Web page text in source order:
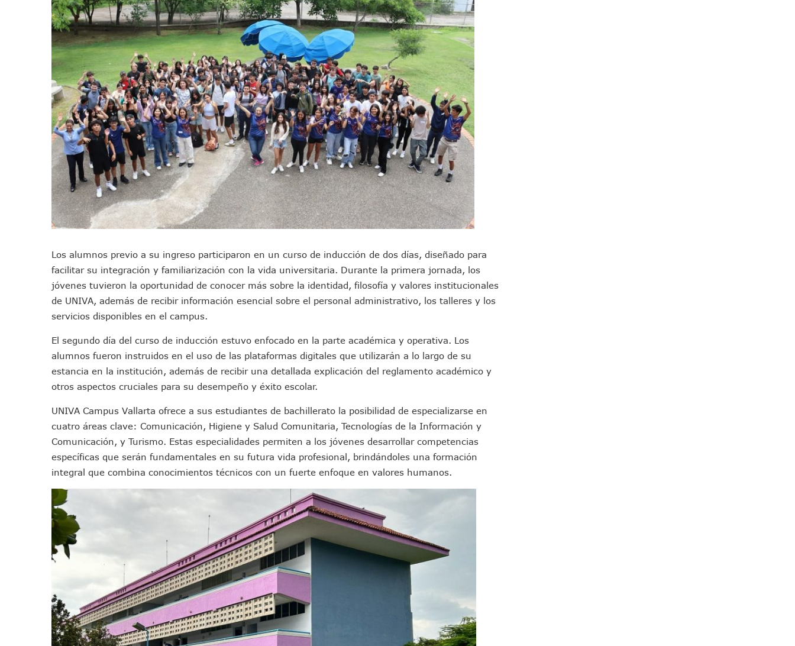
Este Viernes, Lemus Inaugurará El Sistema De Electromovilidad En Puerto Vallarta
Nidos De Lluvia Busca Beneficiar A 100 Familias De Puerto Vallarta
Morena Cierra Filas Por La Defensa Del Agua De Calidad En La Zona Metropolitana De Guadalajara
Hallazgo De Yareli Colmenares Tovar Eleva A 4 Cuerpos Encontrados En El Río
Regresa A Puerto Vallarta La Premiación Nacional De La Liga Premier FMF
Ra Aguilar Acompaña A Cientos De Familias En Las Paseadas De Las Palmas 2026
Oleaje Y Riesgo Por Cocodrilos Mantienen Restricciones En Playas De Puerto Vallarta
“Kato” Supera El Abandono Y Comienza Una Nueva Vida Con Una Familia
México Necesitaba 600 Mil Empleos; Solo Generó 262 Mil En Seis Meses: Coparmex
Poderoso Terremoto Destruye Edificios Y Puentes En Japón (VIDEOS)
Munguía Es El Sexto Mejor Alcalde De Jalisco, Según Statistical Research Corporation
ATM Incorpora 20 Nuevos Camiones Al Corredor Bahía De Banderas–Puerto Vallarta
Colectivos Piden A Lemus Más Ministerios Públicos Para Puerto Vallarta
Avenida Federación En Puerto Vallarta Registra 80% De Avance En Su Construcción
Mercado Vallarta Incluye Reúne A Emprendedores Locales En La Isla Shopping Village
Morenistas Imparten Taller En Puerto Vallarta
CEDHJ Señala Violaciones A Derechos De Víctima De Abuso Sexual En Preescolar
Ayutla Bajo Investigación Tras Reporte De Posible Crematorio Clandestino
Maleza Crece En Camellones De La Principal Avenida Turística De Puerto Vallarta
Lluvias E Inundaciones No Detienen El Transporte Público En Puerto Vallarta
Bruno Blancas Reúne A Especialistas Para Analizar La Conservación Del Estero El Salado
Entregan Aparato Auditivo A Don Juan Ramírez En Puerto Vallarta
Juan Carlos Castro Realiza Asamblea Informativa En La Colonia Bobadilla
Huracán En Formación Podría Generar Oleaje Elevado En La Costa De Jalisco
Viajar A Puerto Vallarta Este Verano Puede Costar Hasta 22 Mil 677 Pesos
Buscan Reducir Riesgos Por Cocodrilos En Playas De Puerto Vallarta
Plantean “Ley Don Juanito” Al Diputado Federal Bruno Blancas
Vecinos De La Playita Reciben A Juan Carlos Castro
Asesinan En Oaxaca Al Periodista Francisco Alejandro Leyva Aguilar
Detienen A Cuatro Hombres Armados En Bucerías; Aseguran Armas Y “poncha Llantas”
Yussara Canales Pide Transparencia Sobre Nuevo Vertedero En Tepatitlán
Adultos Mayores De Ixtapa Tendrán Una “Casa De Día” Renovada
Mujeres Recorren Calles De Ixtapa Para Identificar Problemas De Seguridad Y Movilidad
Bruno Blancas Convoca A Mesa De Análisis Para La Conservación Del Estero El Salado
CUCosta E IMSS Nayarit Avanzan En Acuerdos Para Ampliar La Formación Clínica De Estudiantes
Videos De Presunto Convoy Armado Desatan Operativo En Puerto Vallarta
Playa Las Cocinas: Retiran Concesión Y Anuncian Plan De Restauración Ambiental
Dr. Álvarez Zayas Dirige Plan De Salud Animal Y Prevención Del Dengue En Tomatlán
Los alumnos previo a su ingreso participaron en un curso de inducción de dos días, diseñado para
facilitar su integración y familiarización con la vida universitaria. Durante la primera jornada, los
jóvenes tuvieron la oportunidad de conocer más sobre la identidad, filosofía y valores institucionales
de UNIVA, además de recibir información esencial sobre el personal administrativo, los talleres y los
servicios disponibles en el campus.
El segundo día del curso de inducción estuvo enfocado en la parte académica y operativa. Los
alumnos fueron instruidos en el uso de las plataformas digitales que utilizarán a lo largo de su
estancia en la institución, además de recibir una detallada explicación del reglamento académico y
otros aspectos cruciales para su desempeño y éxito escolar.
UNIVA Campus Vallarta ofrece a sus estudiantes de bachillerato la posibilidad de especializarse en
cuatro áreas clave: Comunicación, Higiene y Salud Comunitaria, Tecnologías de la Información y
Comunicación, y Turismo. Estas especialidades permiten a los jóvenes desarrollar competencias
específicas que serán fundamentales en su futura vida profesional, brindándoles una formación
integral que combina conocimientos técnicos con un fuerte enfoque en valores humanos.